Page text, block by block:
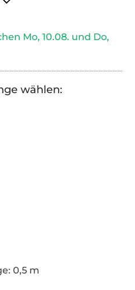
Mo, 10.08. und Do,
wählen:
0,5 m